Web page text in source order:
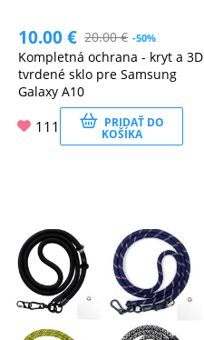
10.00€ 20.00€ -50%
Kompletná ochrana - kryt a 3D
tvrdené sklo pre Samsung
Galaxy A10
111 PRIDAŤ DO
KOŠÍKA